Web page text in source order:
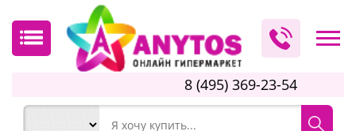
8 (495) 369-23-54